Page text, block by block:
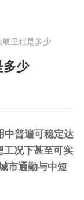
航里程是多少
多少
中普遍可稳定达
工况下甚至可实
市通勤与中短